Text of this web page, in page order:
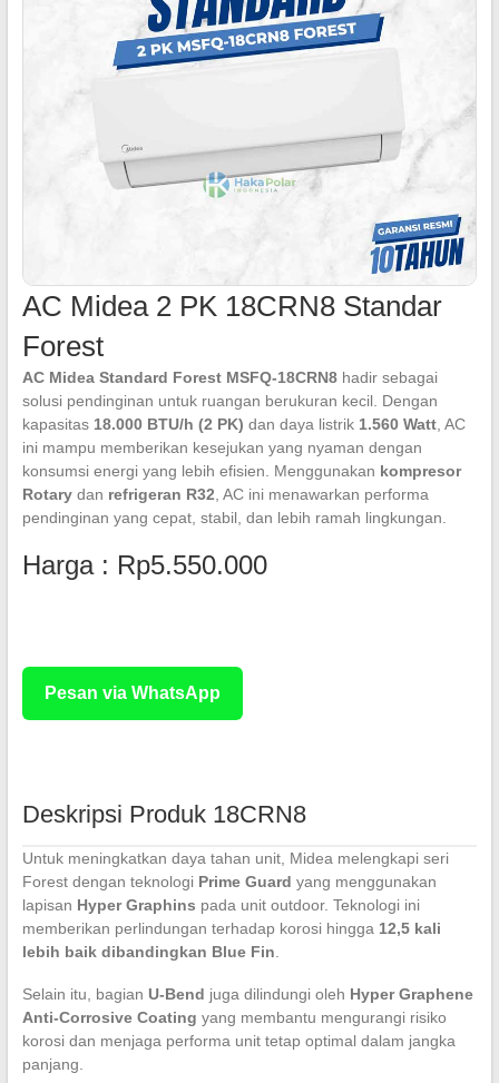
AC Midea 2 PK 18CRN8 Standar
Forest
AC Midea Standard Forest MSFQ-18CRN8hadir sebagai
solusi pendinginan untuk ruangan berukuran kecil. Dengan
kapasitas 18.000 BTU/h (2 PK) dan daya listrik 1.560 Watt, AC
ini mampu memberikan kesejukan yang nyaman dengan
konsumsi energi yang lebih efisien. Menggunakan kompresor
Rotarydan refrigeran R32, AC ini menawarkan performa
pendinginan yang cepat, stabil, dan lebih ramah lingkungan.
Harga : Rp5.550.000
Pesan via WhatsApp
Deskripsi Produk 18CRN8
Untuk meningkatkan daya tahan unit, Midea melengkapi seri
Forest dengan teknologi Prime Guard yang menggunakan
lapisan Hyper Graphins pada unit outdoor. Teknologi ini
memberikan perlindungan terhadap korosi hingga 12,5 kali
lebih baik dibandingkan Blue Fin.
Selain itu, bagian U-Bend juga dilindungi oleh Hyper Graphene
Anti-Corrosive Coating yang membantu mengurangi risiko
korosi dan menjaga performa unit tetap optimal dalam jangka
panjang.